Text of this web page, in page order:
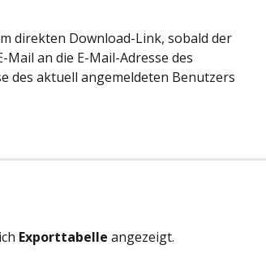
direkten Download-Link, sobald der
an die E-Mail-Adresse des
des aktuell angemeldeten Benutzers
Exporttabelle angezeigt.